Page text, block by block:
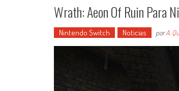
Wrath: Aeon Of Ruin Para
Nintendo Switch Noticias porA.